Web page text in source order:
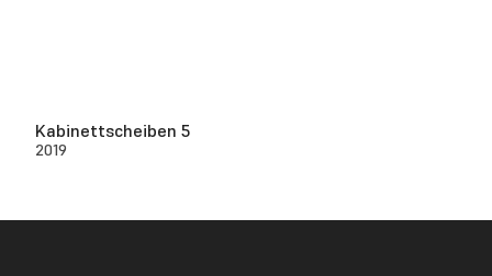
Kabinettscheiben 5
2019